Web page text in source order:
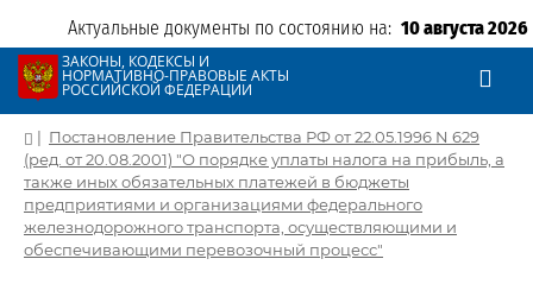
Актуальные документы по состоянию на: 10 августа 2026
ЗАКОНЫ, КОДЕКСЫ И
НОРМАТИВНО-ПРАВОВЫЕ АКТЫ
РОССИЙСКОЙ ФЕДЕРАЦИИ
| Постановление Правительства РФ от 22.05.1996 N 629
(ред. от 20.08.2001) "О порядке уплаты налога на прибыль, а
также иных обязательных платежей в бюджеты
предприятиями и организациями федерального
железнодорожного транспорта, осуществляющими и
обеспечивающими перевозочный процесс"